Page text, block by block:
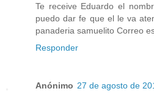
Te receive Eduardo el
puedo dar fe que el le va
panaderia samuelito Correo
Responder
Anónimo 27 de agosto de